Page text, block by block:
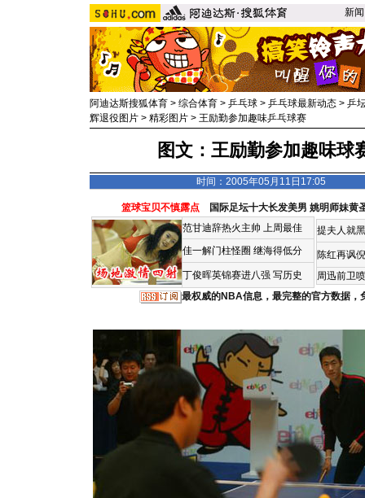
新闻
阿迪达斯搜狐体育 > 综合体育 > 乒乓球 > 乒乓球最新动态 > 乒
辉退役图片 > 精彩图片 > 王励勤参加趣味乒乓球赛
图文：王励勤参加趣味球
时间：2005年05月11日17:05
篮球宝贝不慎露点 国际足坛十大长发美男 姚明师妹黄
范甘迪辞热火主帅 上周最佳
佳一解门柱怪圈 继海得低分
丁俊晖英锦赛进八强 写历史
提夫人就
陈红再讽
周迅前卫
最权威的NBA信息，最完整的官方数据，